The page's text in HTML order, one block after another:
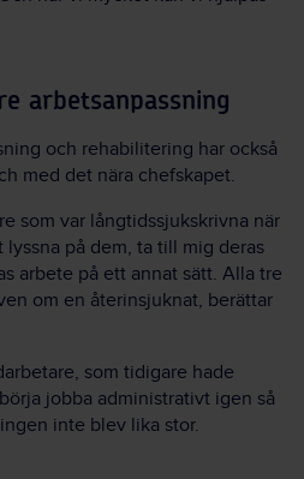
arbetsanpassning
och rehabilitering har också
med det nära chefskapet.
som var långtidssjukskrivna när
på dem, ta till mig deras
arbete på ett annat sätt. Alla tre
om en återinsjuknat, berättar
som tidigare hade
jobba administrativt igen så
inte blev lika stor.